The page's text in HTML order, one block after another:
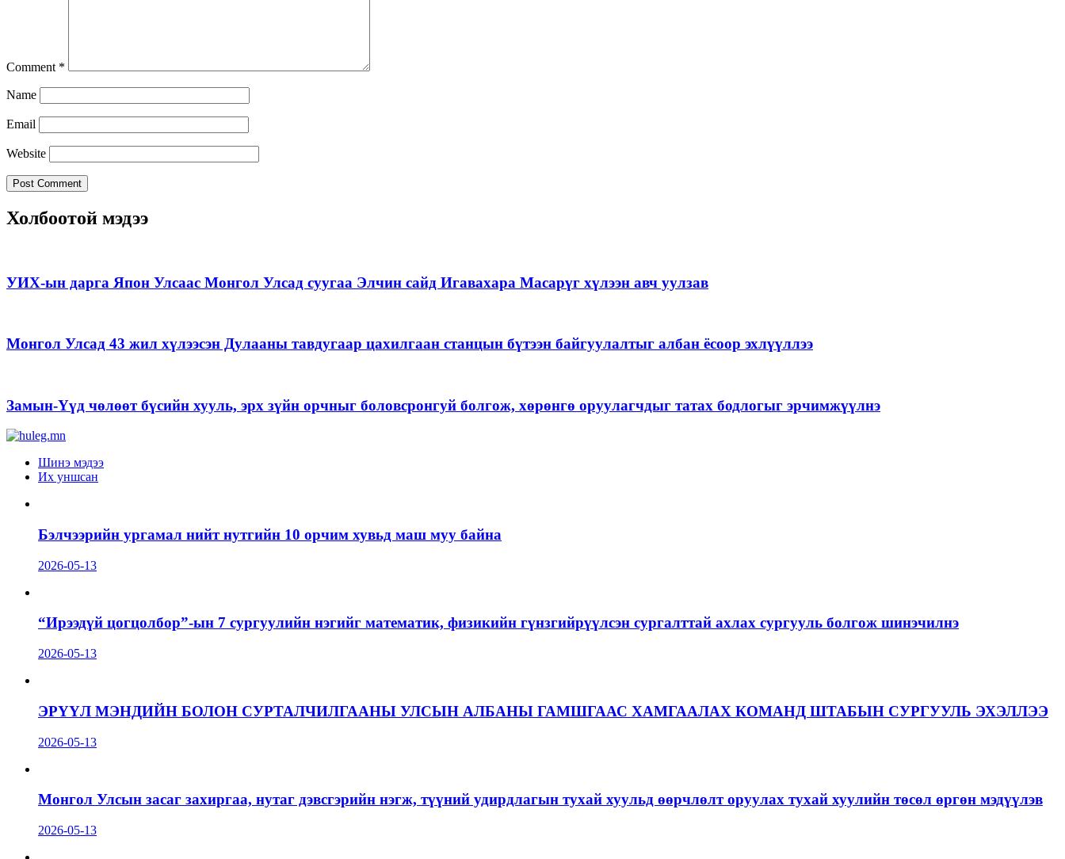
Comment *
Name
Email
Website
Холбоотой мэдээ
УИХ-ын дарга Япон Улсаас Монгол Улсад суугаа Элчин сайд Игавахара Масарүг хүлээн авч уулзав
Монгол Улсад 43 жил хүлээсэн Дулааны тавдугаар цахилгаан станцын бүтээн байгуулалтыг албан ёсоор эхлүүллээ
Замын-Үүд чөлөөт бүсийн хууль, эрх зүйн орчныг боловсронгуй болгож, хөрөнгө оруулагчдыг татах бодлогыг эрчимжүүлнэ
Шинэ мэдээ
Их уншсан
Бэлчээрийн ургамал нийт нутгийн 10 орчим хувьд маш муу байна
2026-05-13
“Ирээдүй цогцолбор”-ын 7 сургуулийн нэгийг математик, физикийн гүнзгийрүүлсэн сургалттай ахлах сургууль болгож шинэчилнэ
2026-05-13
ЭРҮҮЛ МЭНДИЙН БОЛОН СУРТАЛЧИЛГААНЫ УЛСЫН АЛБАНЫ ГАМШГААС ХАМГААЛАХ КОМАНД ШТАБЫН СУРГУУЛЬ ЭХЭЛЛЭЭ
2026-05-13
Монгол Улсын засаг захиргаа, нутаг дэвсгэрийн нэгж, түүний удирдлагын тухай хуульд өөрчлөлт оруулах тухай хуулийн төсөл өргөн мэдүүлэв
2026-05-13